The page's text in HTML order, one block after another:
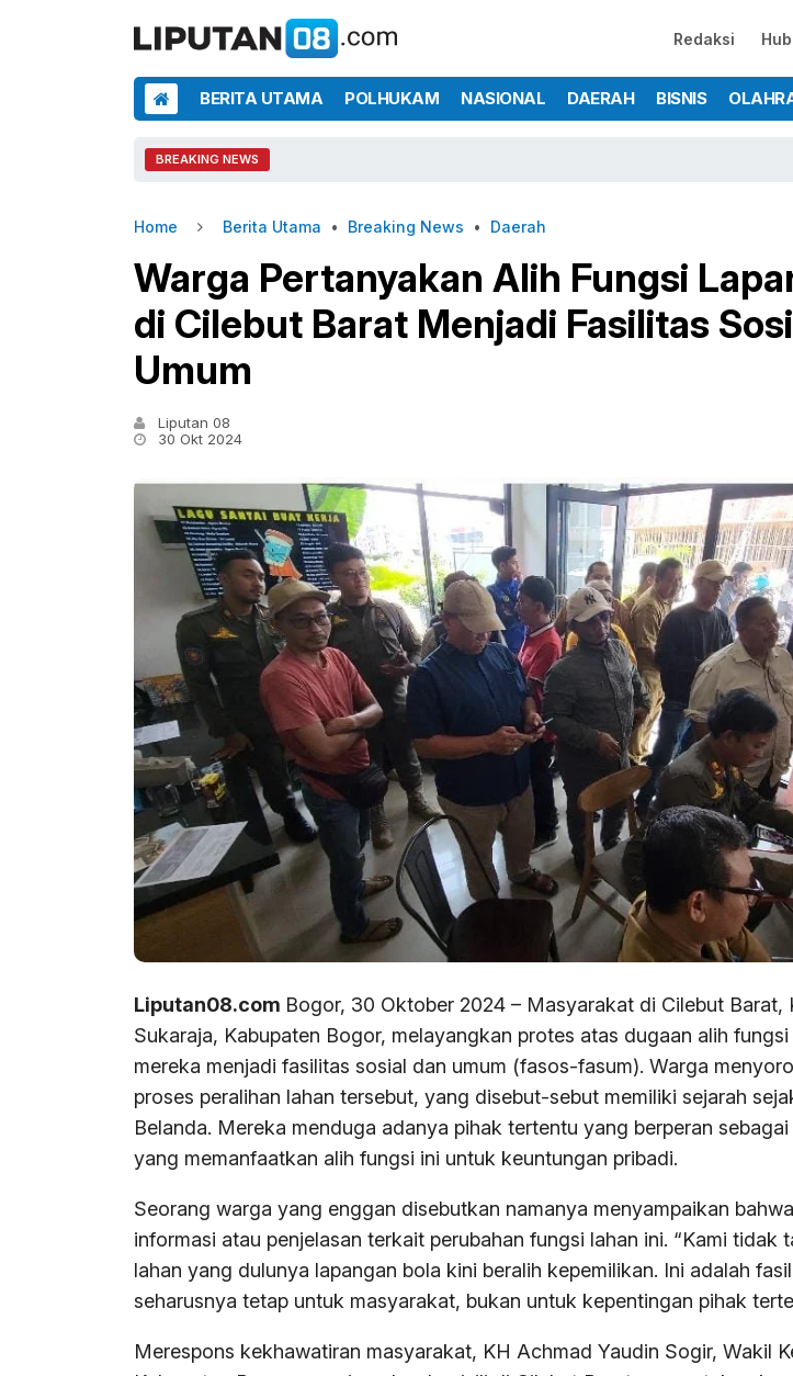
Redaksi
BERITA UTAMA POLHUKAM NASIONAL DAERAH BISNIS
BREAKING NEWS
Home Berita Utama • Breaking News • Daerah
Warga Pertanyakan Alih Fungsi
di Cilebut Barat Menjadi Fasilitas
Umum
Liputan 08
30 Okt 2024
Liputan08.com Bogor, 30 Oktober 2024 – Masyarakat di Cilebut Barat,
Sukaraja, Kabupaten Bogor, melayangkan protes atas dugaan alih
mereka menjadi fasilitas sosial dan umum (fasos-fasum). Warga
proses peralihan lahan tersebut, yang disebut-sebut memiliki sejarah
Belanda. Mereka menduga adanya pihak tertentu yang berperan sebagai
yang memanfaatkan alih fungsi ini untuk keuntungan pribadi.
Seorang warga yang enggan disebutkan namanya menyampaikan
informasi atau penjelasan terkait perubahan fungsi lahan ini. “Kami tidak
lahan yang dulunya lapangan bola kini beralih kepemilikan. Ini adalah
seharusnya tetap untuk masyarakat, bukan untuk kepentingan pihak
Merespons kekhawatiran masyarakat, KH Achmad Yaudin Sogir, Wakil